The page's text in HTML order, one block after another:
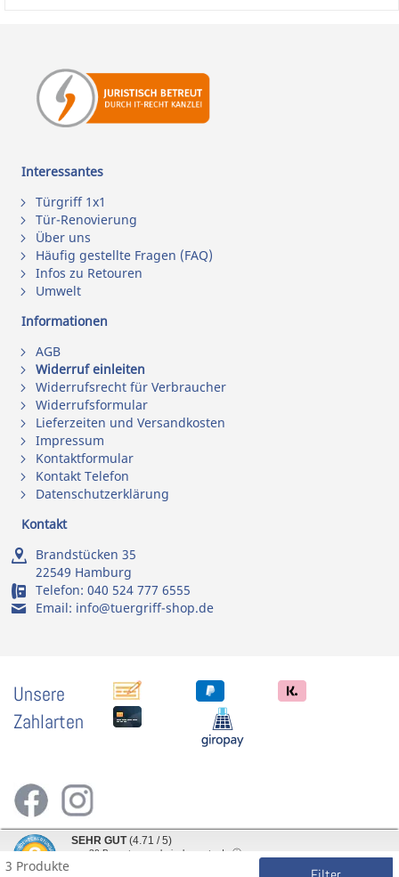
3 Produkte
Interessantes
Türgriff 1x1
Tür-Renovierung
Über uns
Häufig gestellte Fragen (FAQ)
Infos zu Retouren
Umwelt
Informationen
AGB
Widerruf einleiten
Widerrufsrecht für Verbraucher
Widerrufsformular
Lieferzeiten und Versandkosten
Impressum
Kontaktformular
Kontakt Telefon
Datenschutzerklärung
Kontakt
Brandstücken 35
22549 Hamburg
Telefon: 040 524 777 6555
Email: info@tuergriff-shop.de
Unsere
Zahlarten
SEHR GUT (4.71 / 5)
30 Bewertungen bei: shopvote.de ⓘ